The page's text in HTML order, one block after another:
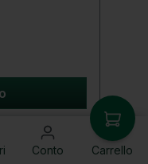
zur
Edges Lead
Naturals
dafür, dass
Du den
Conto Carrello